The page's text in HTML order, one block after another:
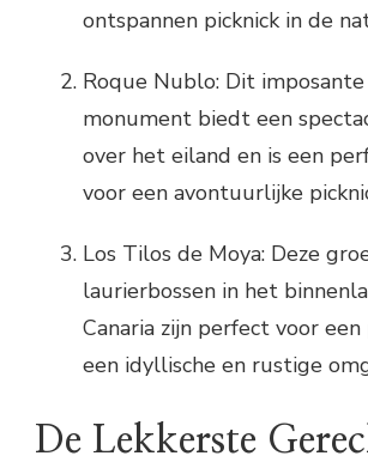
ontspannen picknick in de
Roque Nublo: Dit
monument biedt een
over het eiland en is een
voor een avontuurlijke
Los Tilos de Moya: Deze
laurierbossen in het
Canaria zijn perfect voor een
een idyllische en rustige
De Lekkerste